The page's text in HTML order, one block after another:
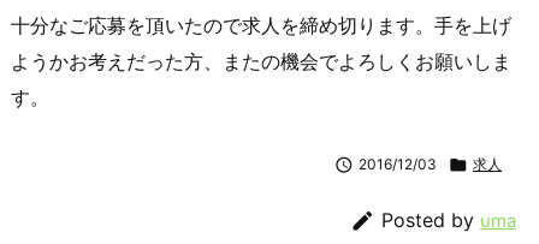
十分なご応募を頂いたので求人を締め切ります。手を上げ
ようかお考えだった方、またの機会でよろしくお願いしま
す。
 2016/12/03  求人
 Posted by uma